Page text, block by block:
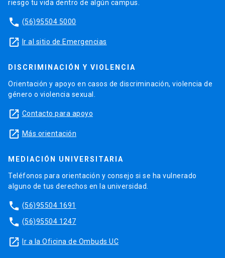
riesgo tu vida dentro de algún campus.
phone (56)95504 5000
launch Ir al sitio de Emergencias
DISCRIMINACIÓN Y VIOLENCIA
Orientación y apoyo en casos de discriminación, violencia de
género o violencia sexual.
launch Contacto para apoyo
launch Más orientación
MEDIACIÓN UNIVERSITARIA
Teléfonos para orientación y consejo si se ha vulnerado
alguno de tus derechos en la universidad.
phone (56)95504 1691
phone (56)95504 1247
launch Ir a la Oficina de Ombuds UC